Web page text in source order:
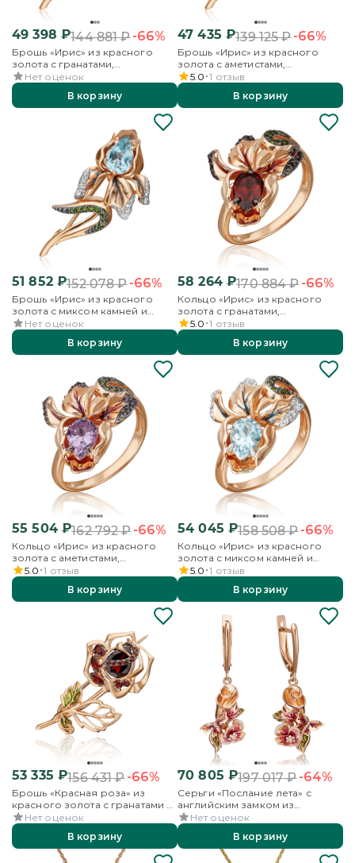
49 398 ₽144 881₽-66%
Брошь «Ирис» из красного
золота с гранатами,
хромдиопсидами и эмалью
Нет оценок
В корзину
47 435 ₽139 125₽-66%
Брошь «Ирис» из красного
золота с аметистами,
хромдиопсидами и эмалью
5.0 1 отзыв
В корзину
51 852₽152 078₽-66%
Брошь «Ирис» из красного
золота с миксом камней и
эмалью
Нет оценок
В корзину
58 264₽170 884₽-66%
Кольцо «Ирис» из красного
золота с гранатами,
хромдиопсидами и эмалью
5.0 1 отзыв
В корзину
55 504₽162 792₽-66%
Кольцо «Ирис» из красного
золота с аметистами,
хромдиопсидами и эмалью
5.0 1 отзыв
В корзину
54 045 ₽158 508₽-66%
Кольцо «Ирис» из красного
золота с миксом камней и
эмалью
5.0 1 отзыв
В корзину
53 335 ₽156 431₽-66%
Брошь «Красная роза» из
красного золота с гранатами и
эмалью
Нет оценок
В корзину
70 805 ₽197 017₽-64%
Серьги «Послание лета» с
английским замком из
красного золота с эмалью
Нет оценок
В корзину